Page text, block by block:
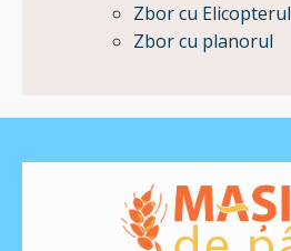
Zbor cu Elicopterul
Zbor cu planorul